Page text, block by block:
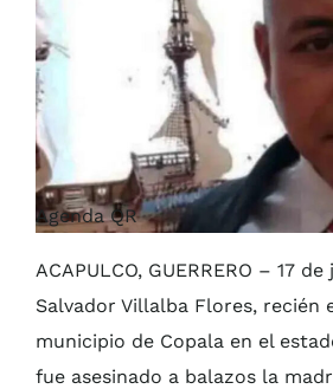
Agenda QR
ACAPULCO, GUERRERO – 17
Salvador Villalba Flores, recién
municipio de Copala en el
fue asesinado a balazos la